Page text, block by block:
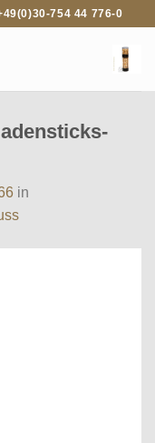
754 44 776-0
in